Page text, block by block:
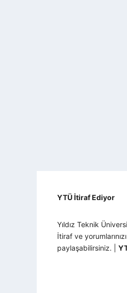
YTÜ İtiraf Ediyor
Yıldız Teknik
İtiraf ve
paylaşabilirsiniz. |